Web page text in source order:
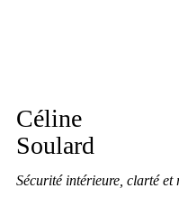
Céline
Soulard
Sécurité intérieure, clarté et